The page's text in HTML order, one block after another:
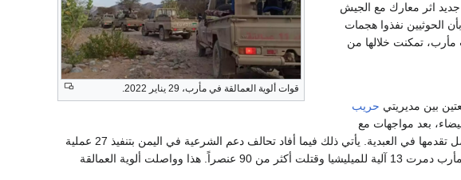
قوات ألوية العمالقة في مأرب، 29 يناير 2022.
جديد اثر معارك مع الجيش
الحوثيين نفذوا هجمات
مأرب، تمكنت خلالها من
بين مديريتي حريب
بعد مواجهات مع
ميليشيات الحوثي تكبدت خلالها خسائر في عناصرها وأسلحتها، كما لا تزال تواصل تقدمها في العبدية. يأتي ذلك فيما أفاد تحالف دعم الشرعية في اليمن بتنفيذ 27 عملية
استهداف ضد ميليشيا الحوثي في مأرب خلال 24 ساعة، وأن الاستهدافات في مأرب دمرت 13 آلية للميليشيا وقتلت أكثر من 90 عنصراً. هذا وواصلت ألوية العمالقة